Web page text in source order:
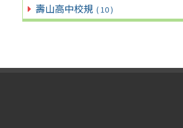
壽山高中校規 ( 10 )